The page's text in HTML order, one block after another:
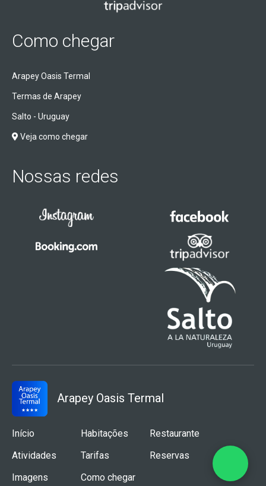
Como chegar
Arapey Oasis Termal
Termas de Arapey
Salto - Uruguay
Veja como chegar
Nossas redes
Arapey Oasis Termal
Início Habitações
Restaurante
Atividades
Tarifas
Reservas
Imagens
Como chegar